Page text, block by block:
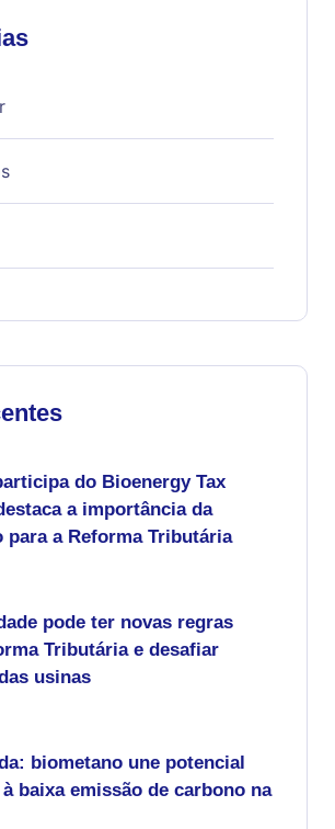
do Bioenergy Tax
a importância da
para a Reforma Tributária
pode ter novas regras
Tributária e desafiar
usinas
biometano une potencial
baixa emissão de carbono na